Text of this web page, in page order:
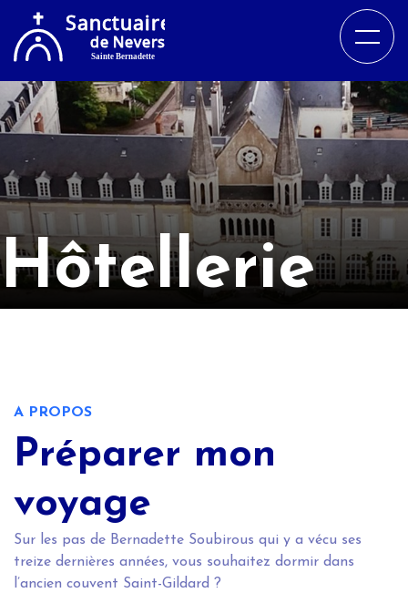
Hôtellerie
A PROPOS
Préparer mon
voyage
Sur les pas de Bernadette Soubirous qui y a vécu ses
treize dernières années, vous souhaitez dormir dans
l’ancien couvent Saint-Gildard ?